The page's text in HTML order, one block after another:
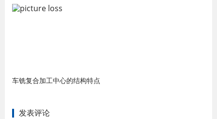
车铣复合加工中心的结构特点
发表评论